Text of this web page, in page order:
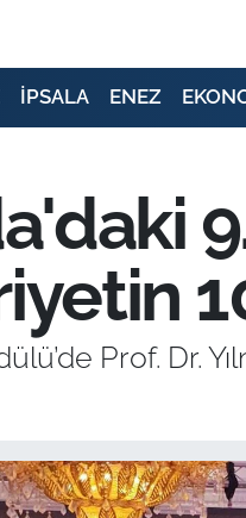
İPSALA ENEZ
Prof. Dr.